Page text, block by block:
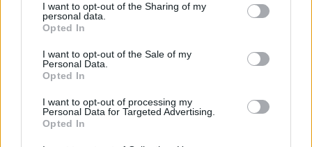
not limited to your visit or usage behaviour. You may click to
grant or deny consent to Google and its third-party tags to
use your data for below specified purposes in below Google
consent section.
I want to opt-out of the Sharing of my
personal data.
Opted In
I want to opt-out of the Sale of my
Personal Data.
Opted In
I want to opt-out of processing my
Personal Data for Targeted Advertising.
Opted In
εκβίασα την κοπέλα για να συνευρεθούμε. Η σχέση
μας μάλιστα ήταν φανερή και γνωστή σε πολλά
άτομα του περιβάλλοντός μας και όλες μας οι
συναντήσεις ήταν είτε στο σπίτι μου είτε και σε